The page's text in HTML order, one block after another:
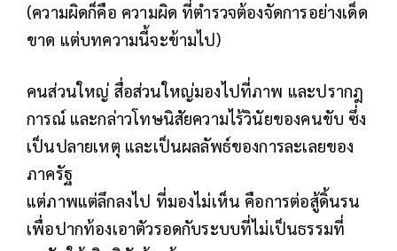
(ความผิดก็คือ ความผิด ที่ตำรวจต้องจัดการอย่างเด็ด
ขาด แต่บทความนี้จะข้ามไป)
คนส่วนใหญ่ สื่อส่วนใหญ่มองไปที่ภาพ และปรากฎ
การณ์ และกล่าวโทษนิสัยความไร้วินัยของคนขับ ซึ่ง
เป็นปลายเหตุ และเป็นผลลัพธ์ของการละเลยของ
ภาครัฐ
แต่ภาพแต่ลึกลงไป ที่มองไม่เห็น คือการต่อสู้ดิ้นรน
เพื่อปากท้องเอาตัวรอดกับระบบที่ไม่เป็นธรรมที่